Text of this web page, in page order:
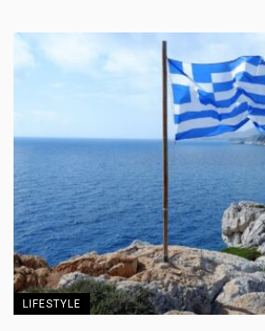
LIFESTYLE